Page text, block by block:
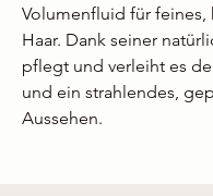
Volumenfluid für feines,
Haar. Dank seiner
pflegt und verleiht es
und ein strahlendes,
Aussehen.